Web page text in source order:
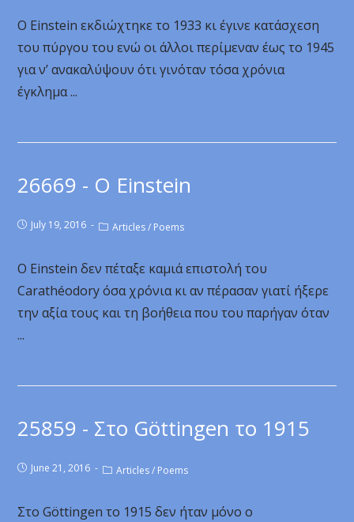
Ο Einstein εκδιώχτηκε το 1933 κι έγινε κατάσχεση
του πύργου του ενώ οι άλλοι περίμεναν έως το 1945
για ν’ ανακαλύψουν ότι γινόταν τόσα χρόνια
έγκλημα ...
26669 - O Einstein
July 19, 2016 Articles / Poems
O Einstein δεν πέταξε καμιά επιστολή του
Carathéodory όσα χρόνια κι αν πέρασαν γιατί ήξερε
την αξία τους και τη βοήθεια που του παρήγαν όταν
...
25859 - Στο Göttingen το 1915
June 21, 2016 Articles / Poems
Στο Göttingen το 1915 δεν ήταν μόνο ο